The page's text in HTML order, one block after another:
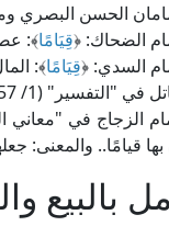
الحسن البصري
الضحاك: ﴿قِيَامًا﴾:
السدي: ﴿قِيَامًا﴾:
(1/ 357، ط. دار إحياء التراث): [﴿
في "معاني القرآن
قيامًا.. والمعنى:
بالبيع